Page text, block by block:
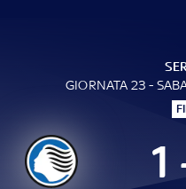
GIORNATA 23 -
1